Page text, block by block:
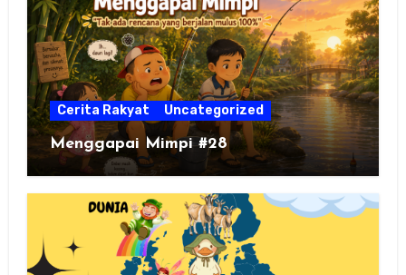
Cerita Rakyat Uncategorized
Menggapai Mimpi #28